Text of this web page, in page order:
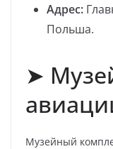
Адрес:
Польша.
➤
Музейный